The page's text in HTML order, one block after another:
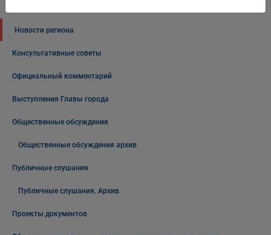
Новости региона
Консультативные советы
Официальный комментарий
Выступления Главы города
Общественные обсуждения
Общественные обсуждения архив
Публичные слушания
Публичные слушания. Архив
Проекты документов